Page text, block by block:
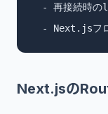
- 再接続時
- Next.jsフ
Next.jsの